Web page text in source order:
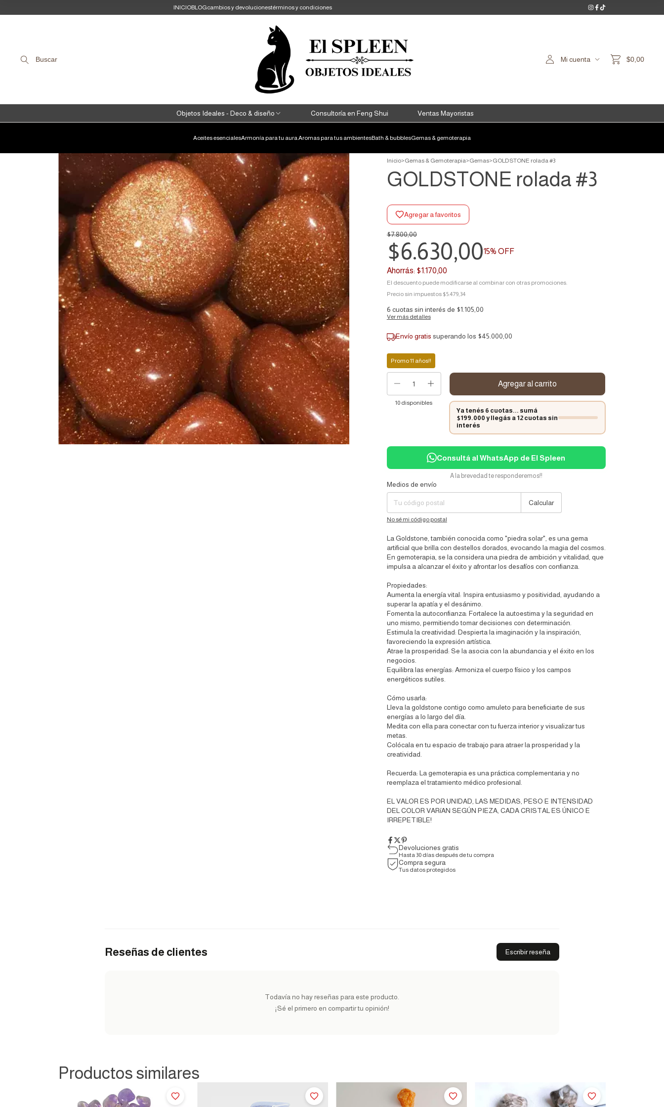
INICIOBLOGcambios y devolucionestérminos y condiciones
Buscar Mi cuenta $0,00
Objetos Ideales - Deco & diseño Consultoría en Feng Shui Ventas Mayoristas
Aceites esencialesArmonía para tu aura.Aromas para tus ambientesBath & bubblesGemas & gemoterapia
Inicio>Gemas & Gemoterapia>Gemas>GOLDSTONE rolada #3
GOLDSTONE rolada #3
Agregar a favoritos
$7.800,00
$6.630,0015% OFF
Ahorrás: $1.170,00
El descuento puede modificarse al combinar con otras promociones.
Precio sin impuestos $5.479,34
6 cuotas sin interés de $1.105,00
Ver más detalles
Envío gratis superando los $45.000,00
Promo 11 años!!
10 disponibles
Ya tenés 6 cuotas... sumá
$199.000 y llegás a 12 cuotas sin
interés
Consultá al WhatsApp de El Spleen
A la brevedad te responderemos!!
Entregas para el CP:
Medios de envío
Calcular
No sé mi código postal
La Goldstone, también conocida como "piedra solar", es una gema
artificial que brilla con destellos dorados, evocando la magia del cosmos.
En gemoterapia, se la considera una piedra de ambición y vitalidad, que
impulsa a alcanzar el éxito y afrontar los desafíos con confianza.
Propiedades:
Aumenta la energía vital: Inspira entusiasmo y positividad, ayudando a
superar la apatía y el desánimo.
Fomenta la autoconfianza: Fortalece la autoestima y la seguridad en
uno mismo, permitiendo tomar decisiones con determinación.
Estimula la creatividad: Despierta la imaginación y la inspiración,
favoreciendo la expresión artística.
Atrae la prosperidad: Se la asocia con la abundancia y el éxito en los
negocios.
Equilibra las energías: Armoniza el cuerpo físico y los campos
energéticos sutiles.
Cómo usarla:
Lleva la goldstone contigo como amuleto para beneficiarte de sus
energías a lo largo del día.
Medita con ella para conectar con tu fuerza interior y visualizar tus
metas.
Colócala en tu espacio de trabajo para atraer la prosperidad y la
creatividad.
Recuerda: La gemoterapia es una práctica complementaria y no
reemplaza el tratamiento médico profesional.
EL VALOR ES POR UNIDAD, LAS MEDIDAS, PESO E INTENSIDAD
DEL COLOR VARíAN SEGÚN PIEZA, CADA CRISTAL ES ÚNICO E
IRREPETIBLE!
Devoluciones gratis
Hasta 30 días después de tu compra
Compra segura
Tus datos protegidos
Reseñas de clientes Escribir reseña
Todavía no hay reseñas para este producto.
¡Sé el primero en compartir tu opinión!
Productos similares